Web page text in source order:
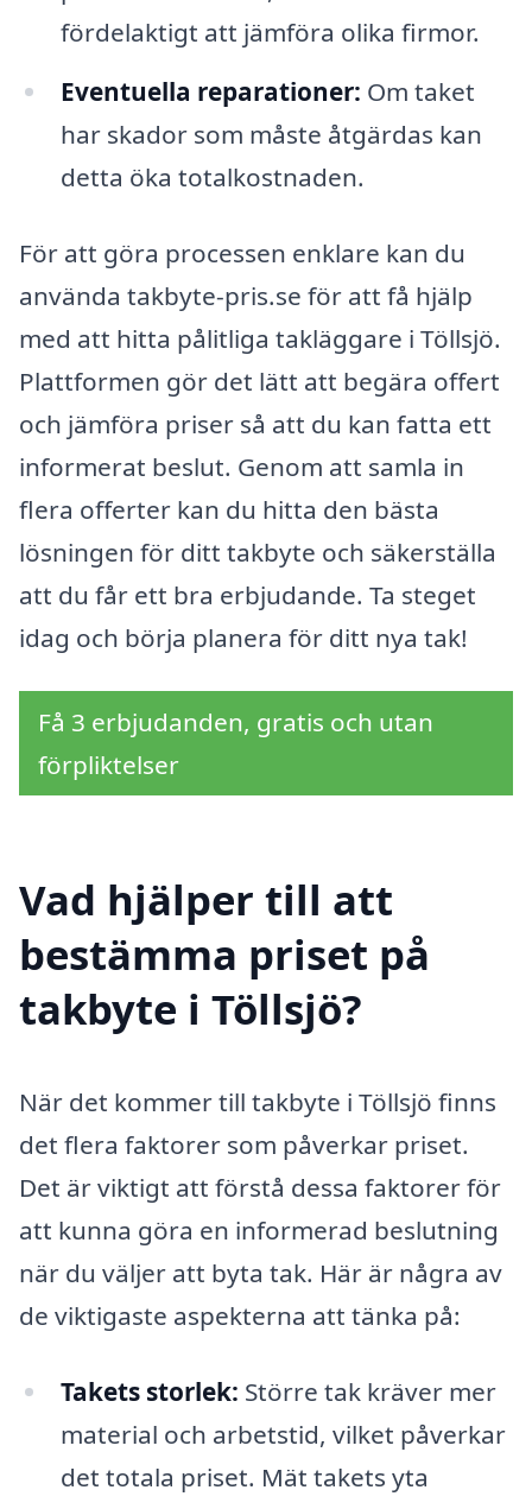
fördelaktigt att jämföra olika firmor.
Eventuella reparationer: Om taket
har skador som måste åtgärdas kan
detta öka totalkostnaden.
För att göra processen enklare kan du
använda takbyte-pris.se för att få hjälp
med att hitta pålitliga takläggare i Töllsjö.
Plattformen gör det lätt att begära offert
och jämföra priser så att du kan fatta ett
informerat beslut. Genom att samla in
flera offerter kan du hitta den bästa
lösningen för ditt takbyte och säkerställa
att du får ett bra erbjudande. Ta steget
idag och börja planera för ditt nya tak!
Få 3 erbjudanden, gratis och utan
förpliktelser
Vad hjälper till att
bestämma priset på
takbyte i Töllsjö?
När det kommer till takbyte i Töllsjö finns
det flera faktorer som påverkar priset.
Det är viktigt att förstå dessa faktorer för
att kunna göra en informerad beslutning
när du väljer att byta tak. Här är några av
de viktigaste aspekterna att tänka på:
Takets storlek: Större tak kräver mer
material och arbetstid, vilket påverkar
det totala priset. Mät takets yta